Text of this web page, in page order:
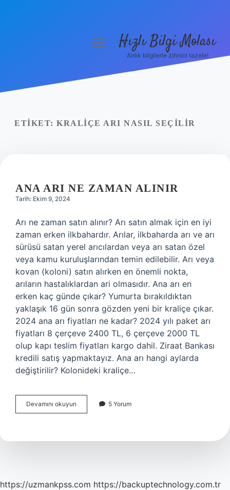
Yasal Uyarı
menüyüHızlı Bilgi Molası
Anlık bilgilerle zihnini tazele!
ETIKET: KRALIÇE ARI NASIL SEÇILIR
ANA ARI NE ZAMAN ALINIR
Tarih: Ekim 9, 2024
Arı ne zaman satın alınır? Arı satın almak için en iyi
zaman erken ilkbahardır. Arılar, ilkbaharda arı ve arı
sürüsü satan yerel arıcılardan veya arı satan özel
veya kamu kuruluşlarından temin edilebilir. Arı veya
kovan (koloni) satın alırken en önemli nokta,
arıların hastalıklardan ari olmasıdır. Ana arı en
erken kaç günde çıkar? Yumurta bırakıldıktan
yaklaşık 16 gün sonra gözden yeni bir kraliçe çıkar.
2024 ana arı fiyatları ne kadar? 2024 yılı paket arı
fiyatları 8 çerçeve 2400 TL, 6 çerçeve 2000 TL
olup kapı teslim fiyatları kargo dahil. Ziraat Bankası
kredili satış yapmaktayız. Ana arı hangi aylarda
değiştirilir? Kolonideki kraliçe…
Devamını okuyun
Arı
Alınır
5 Yorum
https://uzmankpss.com https://backuptechnology.com.tr